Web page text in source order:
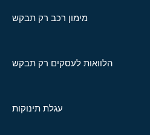
מימון רכב רק תבקש
הלוואות לעסקים רק תבקש
עגלת תינוקות